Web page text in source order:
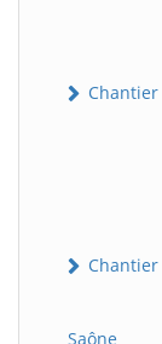
Saône